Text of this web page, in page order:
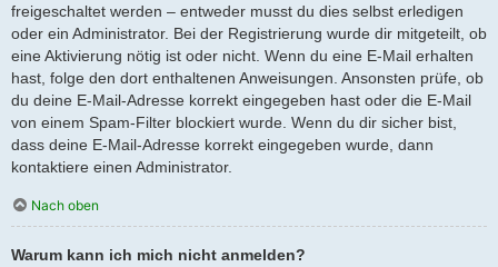
freigeschaltet werden – entweder musst du dies selbst erledigen
oder ein Administrator. Bei der Registrierung wurde dir mitgeteilt, ob
eine Aktivierung nötig ist oder nicht. Wenn du eine E-Mail erhalten
hast, folge den dort enthaltenen Anweisungen. Ansonsten prüfe, ob
du deine E-Mail-Adresse korrekt eingegeben hast oder die E-Mail
von einem Spam-Filter blockiert wurde. Wenn du dir sicher bist,
dass deine E-Mail-Adresse korrekt eingegeben wurde, dann
kontaktiere einen Administrator.
Nach oben
Warum kann ich mich nicht anmelden?